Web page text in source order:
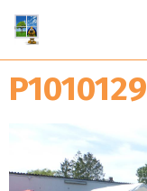
P1010129